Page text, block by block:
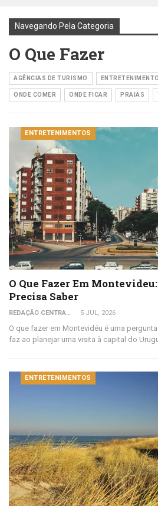
Navegando Pela Categoria
O Que Fazer
AGÊNCIAS DE TURISMO
ONDE COMER ONDE FICAR PRAIAS
ENTRETENIMENTOS
O Que Fazer Em
Precisa Saber
REDAÇÃO CENTRAL DO VIAJANTE 5 JUL, 2026
O que fazer em Montevidéu é uma
faz ao planejar uma visita à capital do
ENTRETENIMENTOS